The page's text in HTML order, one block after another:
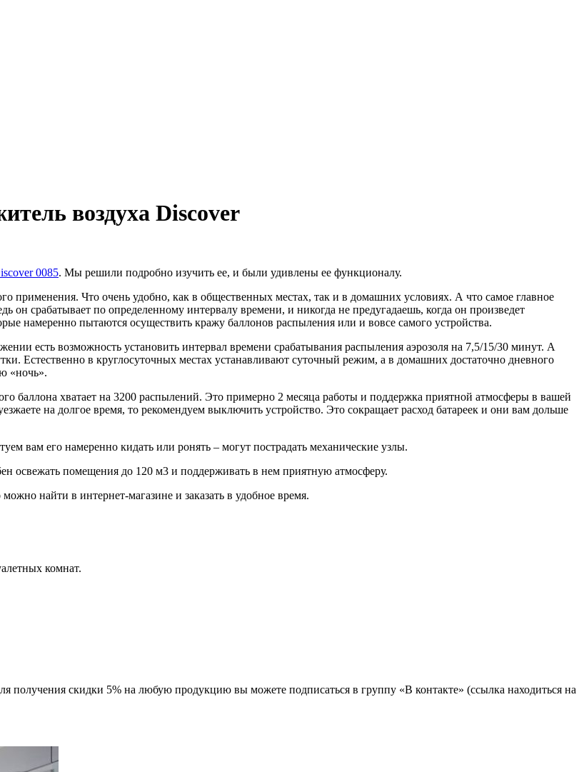
воздуха Discover
0085. Мы решили подробно изучить ее, и были удивлены ее функционалу.
применения. Что очень удобно, как в общественных местах, так и в домашних условиях. А что самое главное
он срабатывает по определенному интервалу времени, и никогда не предугадаешь, когда он произведет
намеренно пытаются осуществить кражу баллонов распыления или и вовсе самого устройства.
есть возможность установить интервал времени срабатывания распыления аэрозоля на 7,5/15/30 минут. А
Естественно в круглосуточных местах устанавливают суточный режим, а в домашних достаточно дневного
«ночь».
баллона хватает на 3200 распылений. Это примерно 2 месяца работы и поддержка приятной атмосферы в вашей
на долгое время, то рекомендуем выключить устройство. Это сокращает расход батареек и они вам дольше
вам его намеренно кидать или ронять – могут пострадать механические узлы.
освежать помещения до 120 м3 и поддерживать в нем приятную атмосферу.
найти в интернет-магазине и заказать в удобное время.
комнат.
получения скидки 5% на любую продукцию вы можете подписаться в группу «В контакте» (ссылка находиться на